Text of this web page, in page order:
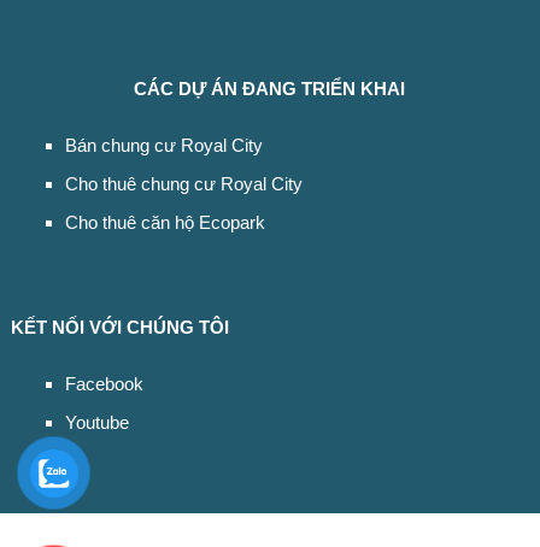
CÁC DỰ ÁN ĐANG TRIỂN KHAI
Bán chung cư Royal City
Cho thuê chung cư Royal City
Cho thuê căn hộ Ecopark
KẾT NỐI VỚI CHÚNG TÔI
Facebook
Youtube